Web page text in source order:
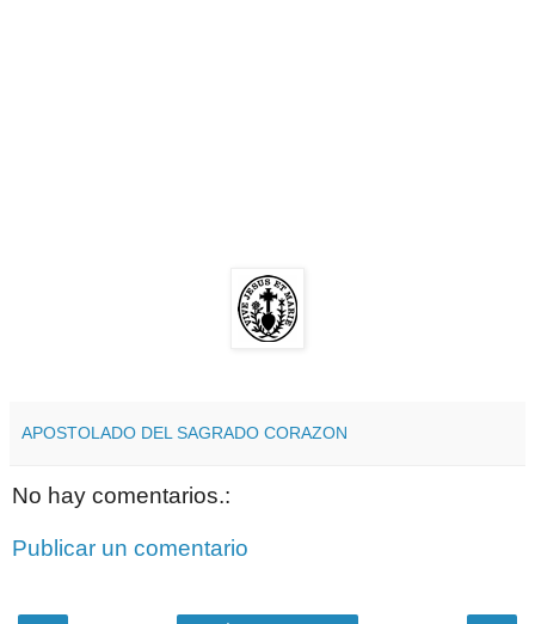
APOSTOLADO DEL SAGRADO CORAZON
No hay comentarios.:
Publicar un comentario